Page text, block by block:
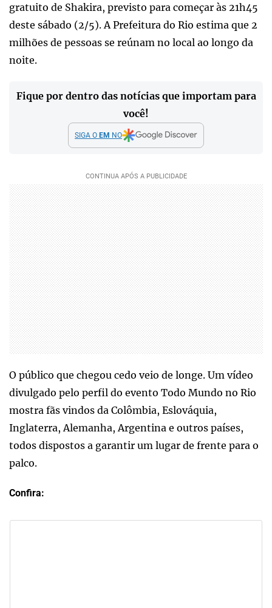
gratuito de Shakira, previsto para começar às 21h45
deste sábado (2/5). A Prefeitura do Rio estima que 2
milhões de pessoas se reúnam no local ao longo da
noite.
Fique por dentro das notícias que importam para
você!
SIGA O EM NO
O público que chegou cedo veio de longe. Um vídeo
divulgado pelo perfil do evento Todo Mundo no Rio
mostra fãs vindos da Colômbia, Eslováquia,
Inglaterra, Alemanha, Argentina e outros países,
todos dispostos a garantir um lugar de frente para o
palco.
Confira: